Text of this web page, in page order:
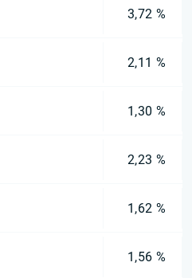
3,72 %
2,11 %
1,30 %
2,23 %
1,62 %
1,56 %